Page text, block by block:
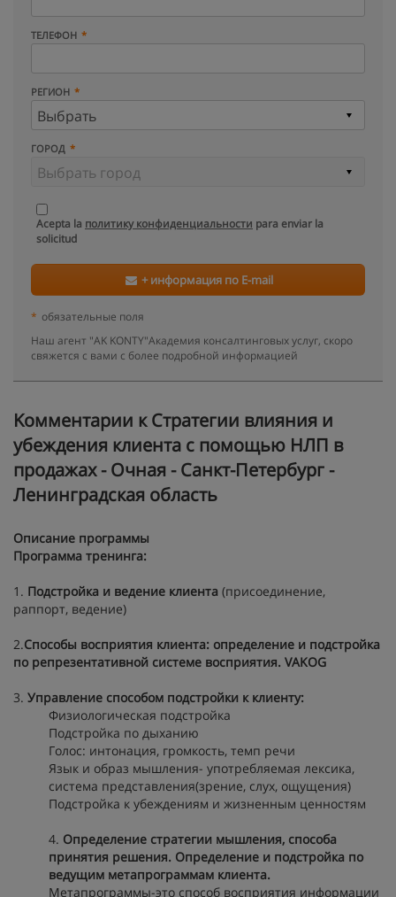
ТЕЛЕФОН
РЕГИОН
ГОРОД
Acepta la политику конфиденциальности para enviar la
solicitud
+ информация по E-mail
* обязательные поля
Наш агент "AK KONTY"Академия консалтинговых услуг, скоро
свяжется с вами с более подробной информацией
Kомментарии к Стратегии влияния и
убеждения клиента с помощью НЛП в
продажах - Очная - Санкт-Петербург -
Ленинградская область
Описание программы
Программа тренинга:
1. Подстройка и ведение клиента (присоединение,
раппорт, ведение)
2.Способы восприятия клиента: определение и подстройка
по репрезентативной системе восприятия. VAKOG
3. Управление способом подстройки к клиенту:
Физиологическая подстройка
Подстройка по дыханию
Голос: интонация, громкость, темп речи
Язык и образ мышления- употребляемая лексика,
система представления(зрение, слух, ощущения)
Подстройка к убеждениям и жизненным ценностям
4. Определение стратегии мышления, способа
принятия решения. Определение и подстройка по
ведущим метапрограммам клиента.
Метапрограммы-это способ восприятия информации